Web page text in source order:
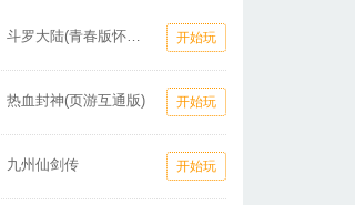
斗罗大陆(青春版怀旧服) 开始玩
热血封神(页游互通版) 开始玩
九州仙剑传 开始玩